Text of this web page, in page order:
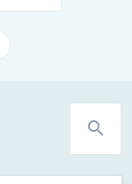
search